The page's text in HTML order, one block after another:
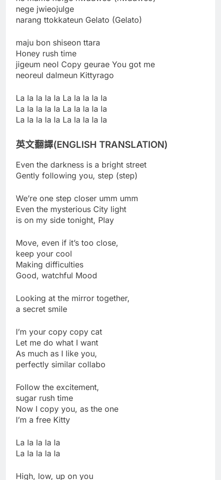
nege jwieojulge
narang ttokkateun Gelato (Gelato)
maju bon shiseon ttara
Honey rush time
jigeum neol Copy geurae You got me
neoreul dalmeun Kittyrago
La la la la la La la la la la
La la la la la La la la la la
La la la la la La la la la la
英文翻譯(ENGLISH TRANSLATION)
Even the darkness is a bright street
Gently following you, step (step)
We’re one step closer umm umm
Even the mysterious City light
is on my side tonight, Play
Move, even if it’s too close,
keep your cool
Making difficulties
Good, watchful Mood
Looking at the mirror together,
a secret smile
I’m your copy copy cat
Let me do what I want
As much as I like you,
perfectly similar collabo
Follow the excitement,
sugar rush time
Now I copy you, as the one
I’m a free Kitty
La la la la la
La la la la la
High, low, up on you